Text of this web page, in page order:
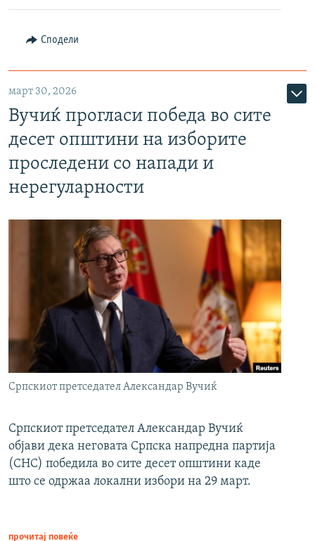
Сподели
март 30, 2026
Вучиќ прогласи победа во сите
десет општини на изборите
проследени со напади и
нерегуларности
Српскиот претседател Александар Вучиќ
Српскиот претседател Александар Вучиќ
објави дека неговата Српска напредна партија
(СНС) победила во сите десет општини каде
што се одржаа локални избори на 29 март.
прочитај повеќе